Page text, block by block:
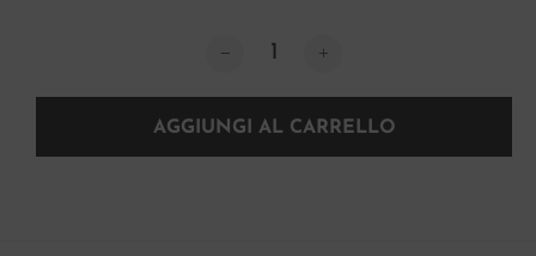
Passata di Pomodorini del Piennolo
AGGIUNGI AL CARRELLO